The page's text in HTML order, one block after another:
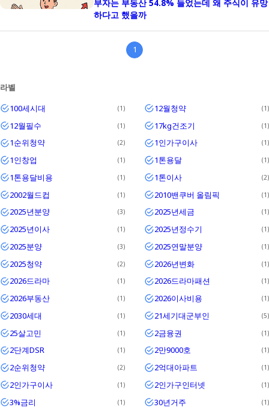
Iglo
부자는 부동산 54.8% 들었는데 왜 주식이 유망
하다고 했을까
1
라벨
100세시대
1 12월청약 1
12월필수 1 17kg건조기 1
1순위청약 2 1인가구이사 1
1인창업 1 1톤용달 1
1톤용달비용 1 1톤이사 2
2002월드컵 1 2010밴쿠버 올림픽 1
2025년분양 3 2025년세금 1
2025년이사 1 2025년정수기 1
2025분양 3 2025연말분양 1
2025청약 2 2026년변화 1
2026드라마 1 2026드라마패션 1
2026부동산 1 2026이사비용 1
2030세대 1 21세기대군부인 5
25살고민 1 2금융권 1
2단계DSR 1 2만9000호 1
2순위청약 2 2억대아파트 1
2인가구이사 1 2인가구인터넷 1
3%금리 1 30년거주 1